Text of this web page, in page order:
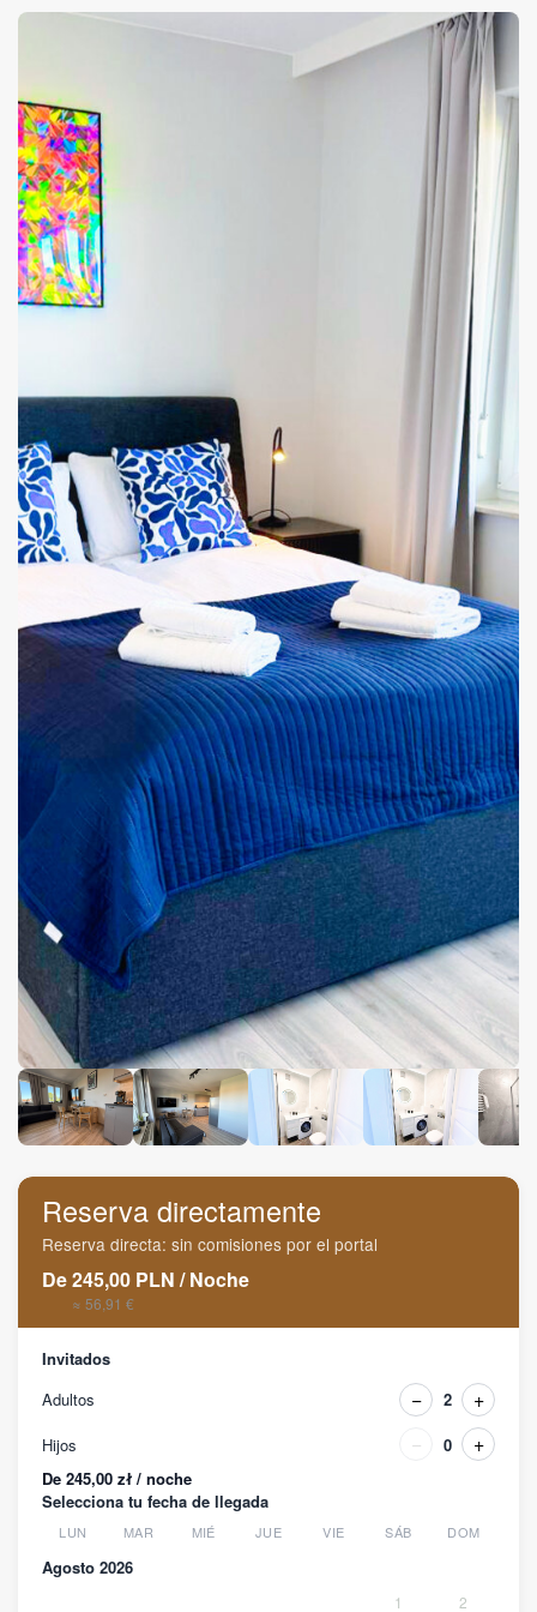
Reserva directamente
Reserva directa: sin comisiones por el portal
De245,00 PLN
≈ 56,91 €
/Noche
Invitados
Adultos
− 2 +
Hijos − 0 +
De 245,00 zł / noche
Selecciona tu fecha de llegada
LUN MAR MIÉ JUE VIE SÁB DOM
Agosto 2026
1 2